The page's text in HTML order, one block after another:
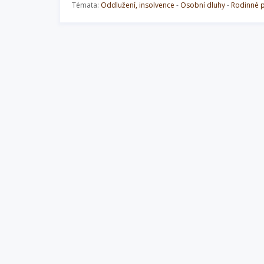
Témata: Oddlužení, insolvence - Osobní dluhy-Rodinné